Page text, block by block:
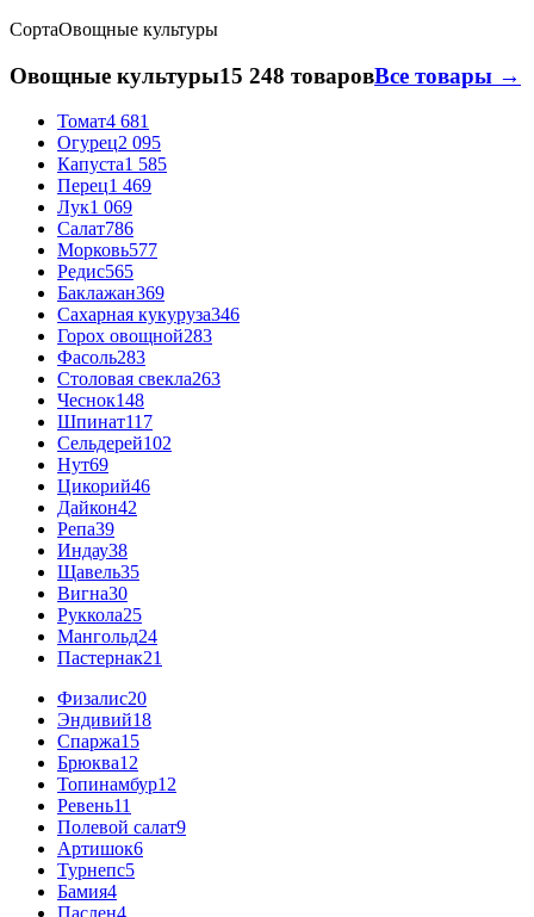
СортаОвощные культуры
Овощные культуры15 248 товаровВсе товары →
Томат4 681
Огурец2 095
Капуста1 585
Перец1 469
Лук1 069
Салат786
Морковь577
Редис565
Баклажан369
Сахарная кукуруза346
Горох овощной283
Фасоль283
Столовая свекла263
Чеснок148
Шпинат117
Сельдерей102
Нут69
Цикорий46
Дайкон42
Репа39
Индау38
Щавель35
Вигна30
Руккола25
Мангольд24
Пастернак21
Физалис20
Эндивий18
Спаржа15
Брюква12
Топинамбур12
Ревень11
Полевой салат9
Артишок6
Турнепс5
Бамия4